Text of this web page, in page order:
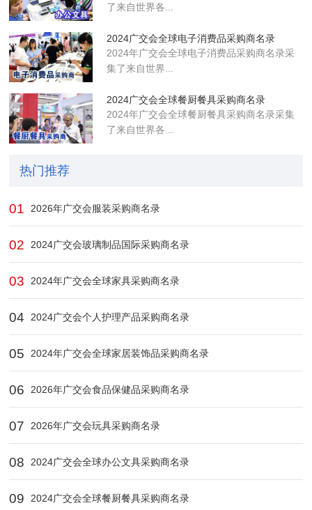
了来自世界各...
2024广交会全球电子消费品采购商名录
2024年广交会全球电子消费品采购商名录采
集了来自世界...
2024广交会全球餐厨餐具采购商名录
2024年广交会全球餐厨餐具采购商名录采集
了来自世界各...
热门推荐
01 2026年广交会服装采购商名录
02 2024广交会玻璃制品国际采购商名录
03 2024年广交会全球家具采购商名录
04 2024广交会个人护理产品采购商名录
05 2024年广交会全球家居装饰品采购商名录
06 2026年广交会食品保健品采购商名录
07 2026年广交会玩具采购商名录
08 2024广交会全球办公文具采购商名录
09 2024广交会全球餐厨餐具采购商名录